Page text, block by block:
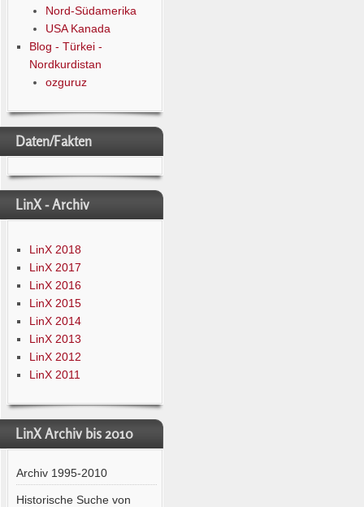
Nord-Südamerika
USA Kanada
Blog - Türkei -
Nordkurdistan
ozguruz
Daten/Fakten
LinX - Archiv
LinX 2018
LinX 2017
LinX 2016
LinX 2015
LinX 2014
LinX 2013
LinX 2012
LinX 2011
LinX Archiv bis 2010
Archiv 1995-2010
Historische Suche von